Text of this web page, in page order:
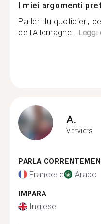
I miei argomenti
Parler du quotidien,
de l'Allemagne...Leggi
A.
Verviers
PARLA
Francese Arabo
IMPARA
Inglese